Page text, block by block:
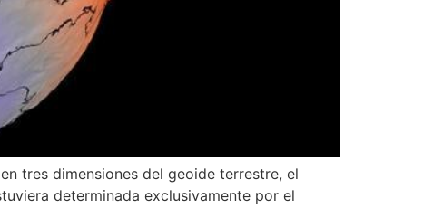
tres dimensiones del geoide terrestre, el
determinada exclusivamente por el